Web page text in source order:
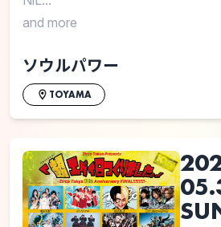
and more
ソウルパワー
TOYAMA